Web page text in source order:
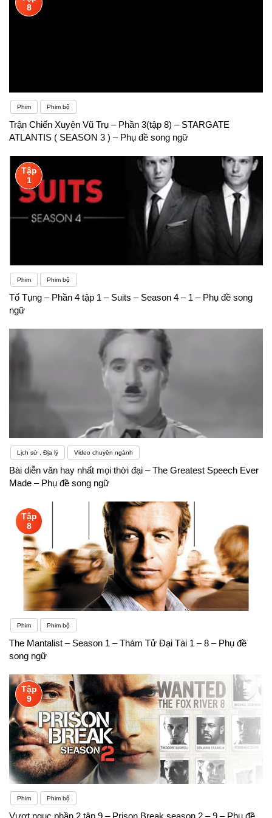
bạn thấy ba khó khăn lớn nhất trong việc học từ
8
Phim Phim bộ
Trận Chiến Xuyên Vũ Trụ – Phần 3(tập 8) – STARGATE
ATLANTIS ( SEASON 3 ) – Phụ đề song ngữ
Tập
1
Phim Phim bộ
Tố Tụng – Phần 4 tập 1 – Suits – Season 4 – 1 – Phụ đề song
ngữ
Lịch sử , Địa lý Video chuyên ngành
Bài diễn văn hay nhất mọi thời đại – The Greatest Speech Ever
Made – Phụ đề song ngữ
Tập
8
Phim Phim bộ
The Mantalist – Season 1 – Thám Tử Đại Tài 1 – 8 – Phụ đề
song ngữ
Tập
9
Phim Phim bộ
Vượt ngục phần 2 tập 9 – Prison Break season 2 – 9 – Phụ đề